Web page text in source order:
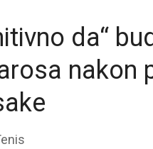
da“
nakon